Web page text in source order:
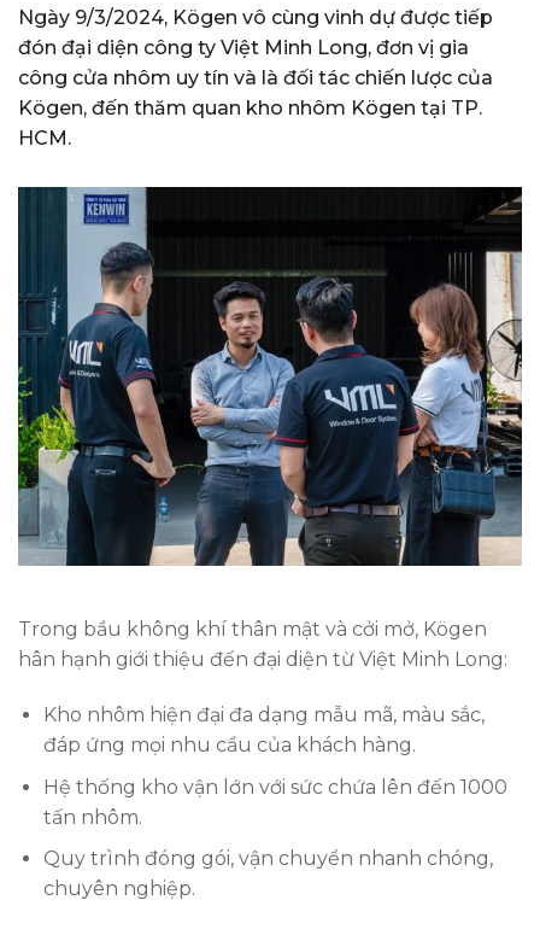
Ngày 9/3/2024, Kögen vô cùng vinh dự được tiếp
đón đại diện công ty Việt Minh Long, đơn vị gia
công cửa nhôm uy tín và là đối tác chiến lược của
Kögen, đến thăm quan kho nhôm Kögen tại TP.
HCM.
Trong bầu không khí thân mật và cởi mở, Kögen
hân hạnh giới thiệu đến đại diện từ Việt Minh Long:
Kho nhôm hiện đại đa dạng mẫu mã, màu sắc,
đáp ứng mọi nhu cầu của khách hàng.
Hệ thống kho vận lớn với sức chứa lên đến 1000
tấn nhôm.
Quy trình đóng gói, vận chuyển nhanh chóng,
chuyên nghiệp.